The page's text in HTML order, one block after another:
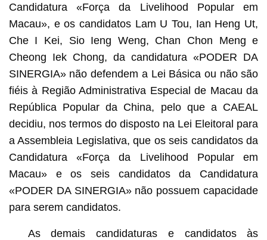
Candidatura «Força da Livelihood Popular em
Macau», e os candidatos Lam U Tou, Ian Heng Ut,
Che I Kei, Sio Ieng Weng, Chan Chon Meng e
Cheong Iek Chong, da candidatura «PODER DA
SINERGIA» não defendem a Lei Básica ou não são
fiéis à Região Administrativa Especial de Macau da
República Popular da China, pelo que a CAEAL
decidiu, nos termos do disposto na Lei Eleitoral para
a Assembleia Legislativa, que os seis candidatos da
Candidatura «Força da Livelihood Popular em
Macau» e os seis candidatos da Candidatura
«PODER DA SINERGIA» não possuem capacidade
para serem candidatos.
As demais candidaturas e candidatos às